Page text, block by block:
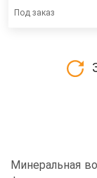
Под заказ
Минеральная